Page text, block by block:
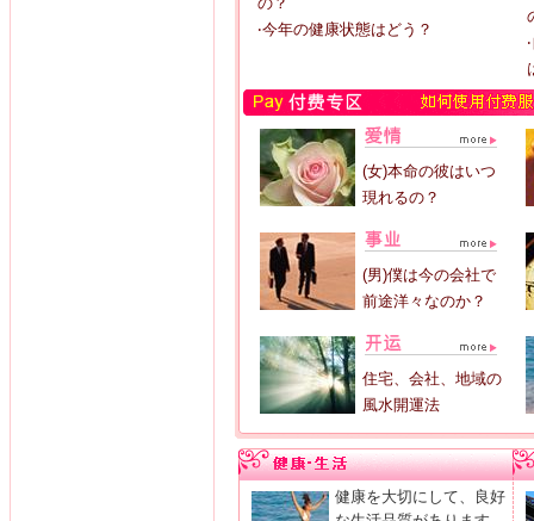
‧今年の健康状態はどう？
(女)本命の彼はいつ
現れるの？
(男)僕は今の会社で
前途洋々なのか？
住宅、会社、地域の
風水開運法
健康を大切にして、良好